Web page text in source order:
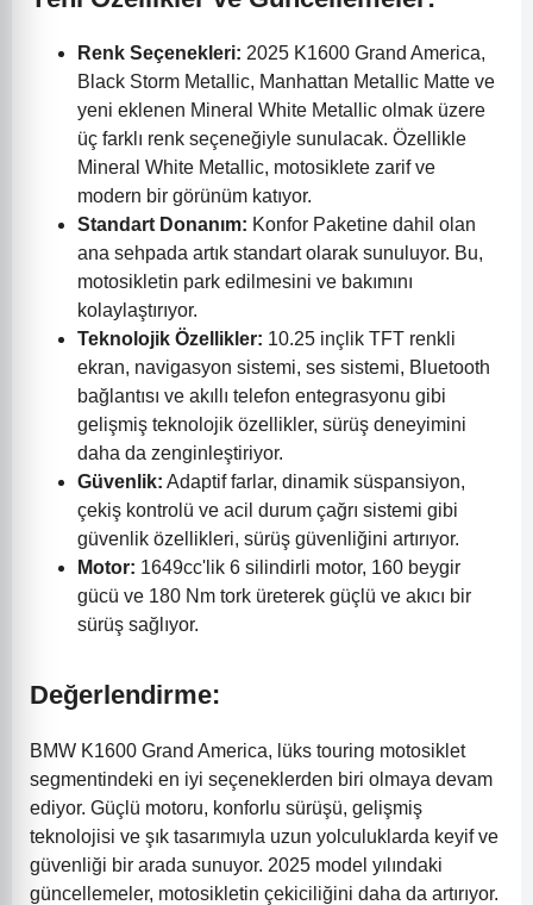
Renk Seçenekleri: 2025 K1600 Grand America,
Black Storm Metallic, Manhattan Metallic Matte ve
yeni eklenen Mineral White Metallic olmak üzere
üç farklı renk seçeneğiyle sunulacak. Özellikle
Mineral White Metallic, motosiklete zarif ve
modern bir görünüm katıyor.
Standart Donanım: Konfor Paketine dahil olan
ana sehpada artık standart olarak sunuluyor. Bu,
motosikletin park edilmesini ve bakımını
kolaylaştırıyor.
Teknolojik Özellikler: 10.25 inçlik TFT renkli
ekran, navigasyon sistemi, ses sistemi, Bluetooth
bağlantısı ve akıllı telefon entegrasyonu gibi
gelişmiş teknolojik özellikler, sürüş deneyimini
daha da zenginleştiriyor.
Güvenlik: Adaptif farlar, dinamik süspansiyon,
çekiş kontrolü ve acil durum çağrı sistemi gibi
güvenlik özellikleri, sürüş güvenliğini artırıyor.
Motor: 1649cc'lik 6 silindirli motor, 160 beygir
gücü ve 180 Nm tork üreterek güçlü ve akıcı bir
sürüş sağlıyor.
Değerlendirme:
BMW K1600 Grand America, lüks touring motosiklet
segmentindeki en iyi seçeneklerden biri olmaya devam
ediyor. Güçlü motoru, konforlu sürüşü, gelişmiş
teknolojisi ve şık tasarımıyla uzun yolculuklarda keyif ve
güvenliği bir arada sunuyor. 2025 model yılındaki
güncellemeler, motosikletin çekiciliğini daha da artırıyor.